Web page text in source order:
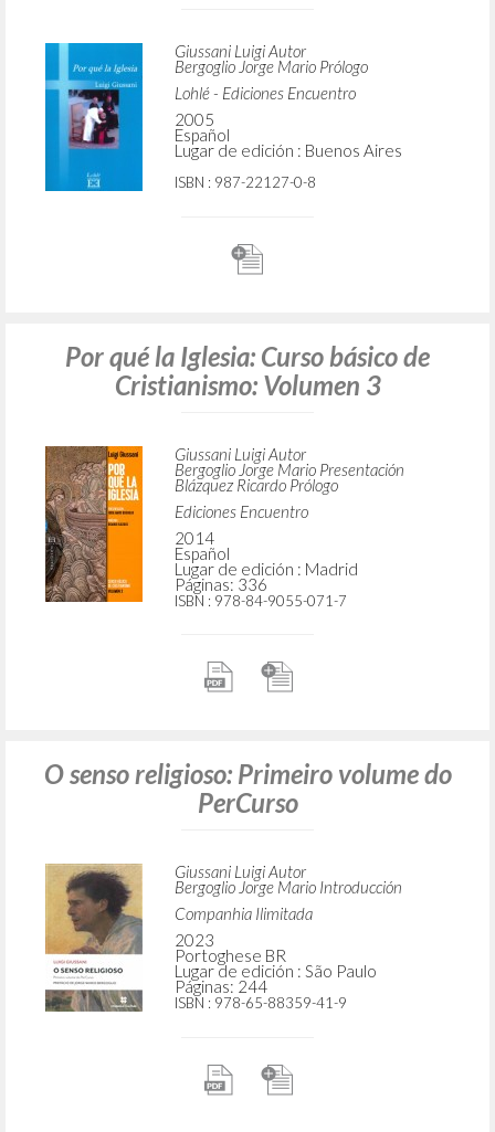
Giussani Luigi Autor
Bergoglio Jorge Mario Prólogo
Lohlé - Ediciones Encuentro
2005
Español
Lugar de edición : Buenos Aires
ISBN : 987-22127-0-8
Por qué la Iglesia: Curso básico de
Cristianismo: Volumen 3
Giussani Luigi Autor
Bergoglio Jorge Mario Presentación
Blázquez Ricardo Prólogo
Ediciones Encuentro
2014
Español
Lugar de edición : Madrid
Páginas: 336
ISBN : 978-84-9055-071-7
O senso religioso: Primeiro volume do
PerCurso
Giussani Luigi Autor
Bergoglio Jorge Mario Introducción
Companhia Ilimitada
2023
Portoghese BR
Lugar de edición : São Paulo
Páginas: 244
ISBN : 978-65-88359-41-9